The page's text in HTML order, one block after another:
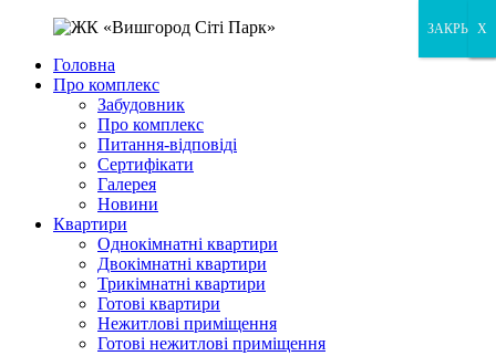
Головна
Про комплекс
Забудовник
Про комплекс
Питання-відповіді
Сертифікати
Галерея
Новини
Квартири
Однокімнатні квартири
Двокімнатні квартири
Трикімнатні квартири
Готові квартири
Нежитлові приміщення
Готові нежитлові приміщення
X
ЗАКРЫТЬ
X